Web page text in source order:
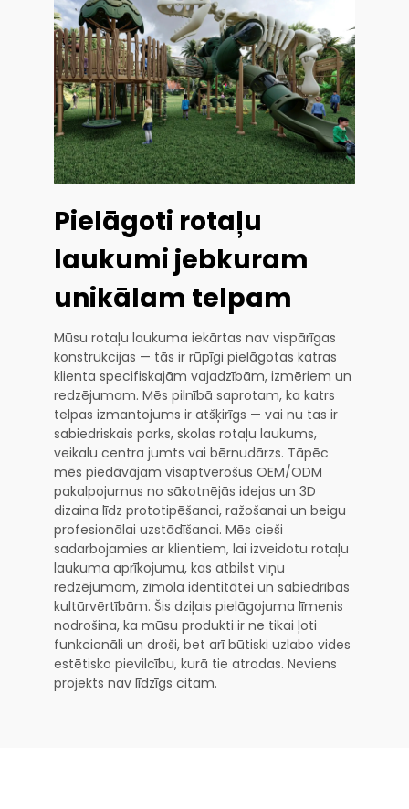
Pielāgoti rotaļu
laukumi jebkuram
unikālam telpam
Mūsu rotaļu laukuma iekārtas nav vispārīgas
konstrukcijas — tās ir rūpīgi pielāgotas katras
klienta specifiskajām vajadzībām, izmēriem un
redzējumam. Mēs pilnībā saprotam, ka katrs
telpas izmantojums ir atšķirīgs — vai nu tas ir
sabiedriskais parks, skolas rotaļu laukums,
veikalu centra jumts vai bērnudārzs. Tāpēc
mēs piedāvājam visaptverošus OEM/ODM
pakalpojumus no sākotnējās idejas un 3D
dizaina līdz prototipēšanai, ražošanai un beigu
profesionālai uzstādīšanai. Mēs cieši
sadarbojamies ar klientiem, lai izveidotu rotaļu
laukuma aprīkojumu, kas atbilst viņu
redzējumam, zīmola identitātei un sabiedrības
kultūrvērtībām. Šis dziļais pielāgojuma līmenis
nodrošina, ka mūsu produkti ir ne tikai ļoti
funkcionāli un droši, bet arī būtiski uzlabo vides
estētisko pievilcību, kurā tie atrodas. Neviens
projekts nav līdzīgs citam.